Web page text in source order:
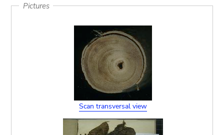
Pictures
Scan transversal view